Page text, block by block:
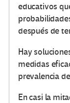
educativos
después de
Hay
medidas
prevalencia
En casi la